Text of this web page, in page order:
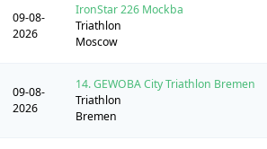
09-08-
2026
IronStar 226 Mockba
Triathlon
Moscow
09-08-
2026
14. GEWOBA City Triathlon Bremen
Triathlon
Bremen